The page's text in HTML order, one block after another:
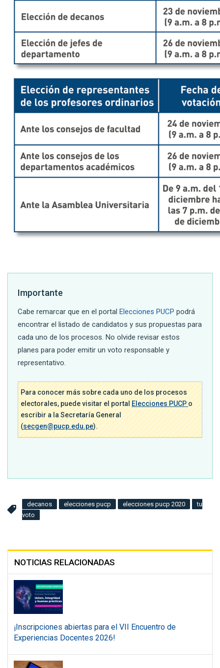
Importante
Cabe remarcar que en el portal Elecciones PUCP podrá
encontrar el listado de candidatos y sus propuestas para
cada uno de los procesos. No olvide revisar estos
planes para poder emitir un voto responsable y
representativo.
Para conocer más sobre cada uno de los procesos
electorales, puede visitar el portalElecciones PUCPo
escribir a la Secretaría General
(secgen@pucp.edu.pe).
decanos elecciones pucp elecciones pucp 2020
tu
voto
NOTICIAS RELACIONADAS
¡Inscripciones abiertas para el VII Encuentro de
Experiencias Docentes 2026!